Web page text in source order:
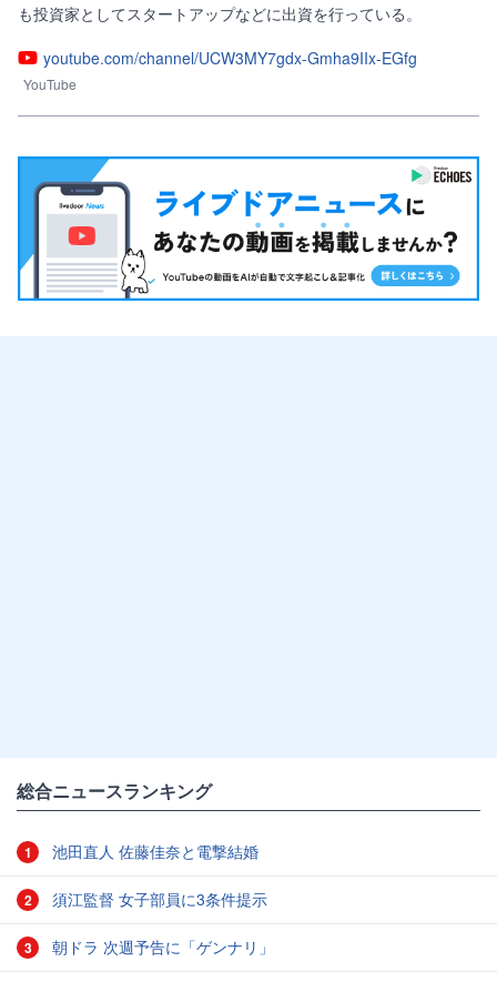
も投資家としてスタートアップなどに出資を行っている。
youtube.com/channel/UCW3MY7gdx-Gmha9IIx-EGfg
YouTube
総合ニュースランキング
1 池田直人 佐藤佳奈と電撃結婚
2 須江監督 女子部員に3条件提示
3 朝ドラ 次週予告に「ゲンナリ」